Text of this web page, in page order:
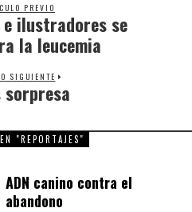
PREVIO
Previous
post:
ilustradores se
la leucemia
SIGUIENTE
Next
post:
sorpresa
"REPORTAJES"
ADN canino contra el
abandono